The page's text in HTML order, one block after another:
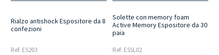
Rialzo antishock Espositore da 8
confezioni
Ref: ES203
Solette con memory foam
Active Memory Espositore da 30
paia
Ref: ESSL02